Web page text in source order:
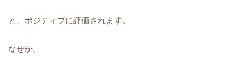
と、ポジティブに評価されます。
なぜか。